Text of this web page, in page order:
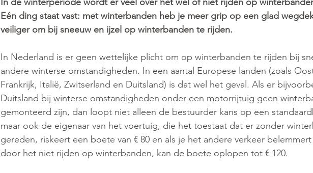
Eén ding staat vast: met winterbanden heb je meer grip op een glad
veiliger om bij sneeuw en ijzel op winterbanden te rijden.
In Nederland is er geen wettelijke plicht om op winterbanden te rijden bij
andere winterse omstandigheden. In een aantal Europese landen (zoals
Frankrijk, Italië, Zwitserland en Duitsland) is dat wel het geval. Als er
Duitsland bij winterse omstandigheden onder een motorrijtuig geen
gemonteerd zijn, dan loopt niet alleen de bestuurder kans op een
maar ook de eigenaar van het voertuig, die het toestaat dat er zonder
gereden, riskeert een boete van € 80 en als je het andere verkeer
door het niet rijden op winterbanden, kan de boete oplopen tot € 120.